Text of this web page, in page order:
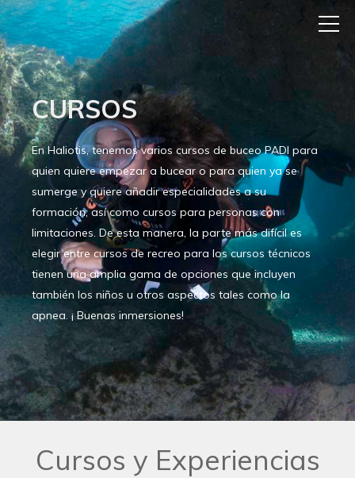
CURSOS
En Haliotis, tenemos varios cursos de buceo PADI para
quien quiere empezar a bucear o para quien ya se
sumerge y quiere añadir especialidades a su
formación, así como cursos para personas con
limitaciones. De esta manera, la parte más difícil es
elegir entre cursos de recreo para los cursos técnicos
tienen una amplia gama de opciones que incluyen
también los niños u otros aspectos tales como la
apnea. ¡ Buenas inmersiones!
Cursos y Experiencias